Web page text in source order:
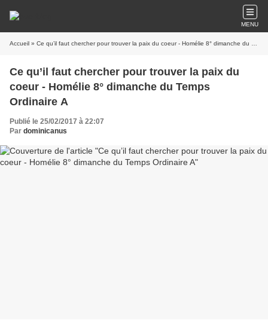
MENU
Accueil » Ce qu’il faut chercher pour trouver la paix du coeur - Homélie 8° dimanche du Temps Ordinaire A
Ce qu’il faut chercher pour trouver la paix du
coeur - Homélie 8° dimanche du Temps
Ordinaire A
Publié le 25/02/2017 à 22:07
Par dominicanus